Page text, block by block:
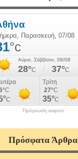
Πρόγνωση καιρού
Πρόσφατα Άρθρα